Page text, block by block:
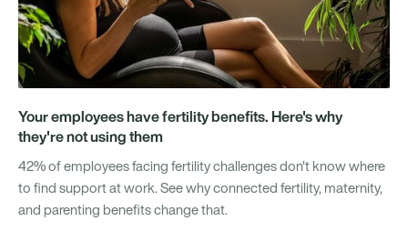
Your employees have fertility benefits. Here's why
they're not using them
42% of employees facing fertility challenges don't know where
to find support at work. See why connected fertility, maternity,
and parenting benefits change that.